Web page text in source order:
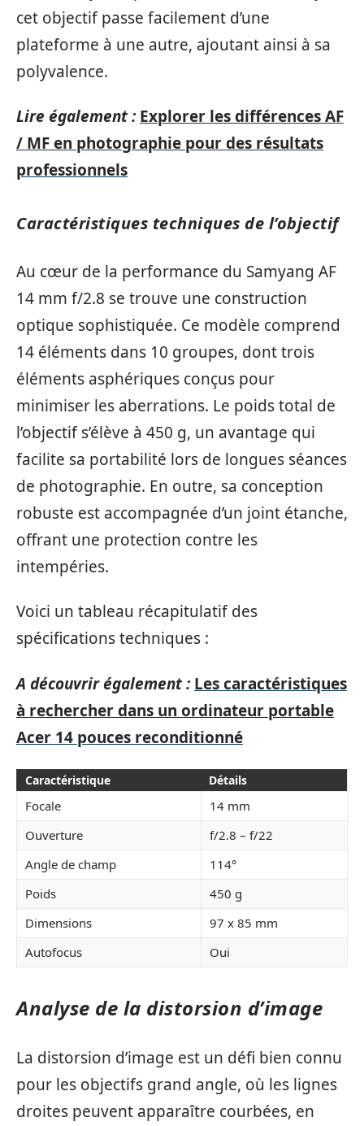
cet objectif passe facilement d’une
plateforme à une autre, ajoutant ainsi à sa
polyvalence.
Lire également : Explorer les différences AF
/ MF en photographie pour des résultats
professionnels
Caractéristiques techniques de l’objectif
Au cœur de la performance du Samyang AF
14 mm f/2.8 se trouve une construction
optique sophistiquée. Ce modèle comprend
14 éléments dans 10 groupes, dont trois
éléments asphériques conçus pour
minimiser les aberrations. Le poids total de
l’objectif s’élève à 450 g, un avantage qui
facilite sa portabilité lors de longues séances
de photographie. En outre, sa conception
robuste est accompagnée d’un joint étanche,
offrant une protection contre les
intempéries.
Voici un tableau récapitulatif des
spécifications techniques :
A découvrir également : Les caractéristiques
à rechercher dans un ordinateur portable
Acer 14 pouces reconditionné
Caractéristique Détails
Focale
14 mm
Ouverture
f/2.8 – f/22
Angle de champ
114°
Poids
450 g
Dimensions
97 x 85 mm
Autofocus
Oui
Analyse de la distorsion d’image
La distorsion d’image est un défi bien connu
pour les objectifs grand angle, où les lignes
droites peuvent apparaître courbées, en